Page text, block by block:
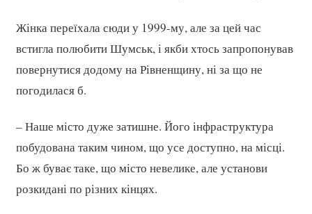
Жінка переїхала сюди у 1999-му, але за цей час
встигла полюбити Шумськ, і якби хтось запропонував
повернутися додому на Рівненщину, ні за що не
погодилася б.
– Наше місто дуже затишне. Його інфраструктура
побудована таким чином, що усе доступно, на місці.
Бо ж буває таке, що місто невелике, але установи
розкидані по різних кінцях.